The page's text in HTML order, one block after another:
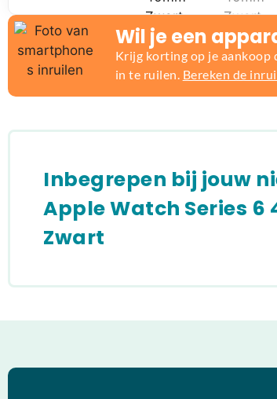
Wil je een
Krijg korting op je aankoop
in te ruilen. Bereken de
Inbegrepen bij jouw
Apple Watch Series
Zwart